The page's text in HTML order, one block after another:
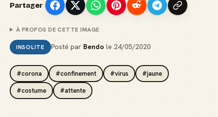
Partager
À PROPOS DE CETTE IMAGE
INSOLITE Posté par Bendo le 24/05/2020
#corona #confinement #virus #jaune
#costume #attente